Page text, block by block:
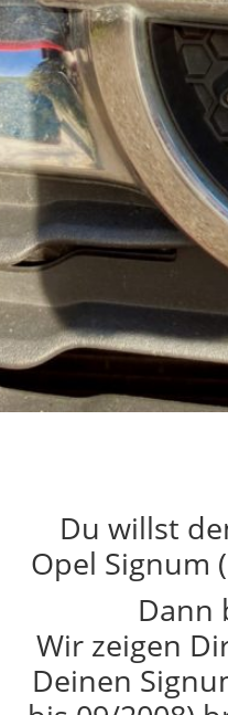
Du willst
Opel Signum
Dann
Wir zeigen
Deinen